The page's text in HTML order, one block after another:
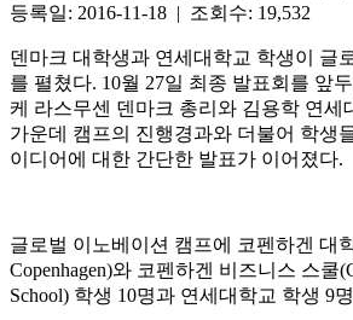
등록일: 2016-11-18 | 조회수: 19,532
덴마크 대학생과 연세대학교 학생이 글
를 펼쳤다. 10월 27일 최종 발표회를 앞
케 라스무센 덴마크 총리와 김용학 연세
가운데 캠프의 진행경과와 더불어 학생
이디어에 대한 간단한 발표가 이어졌다.
글로벌 이노베이션 캠프에 코펜하겐 대
Copenhagen)와 코펜하겐 비즈니스 스쿨
School) 학생 10명과 연세대학교 학생 9